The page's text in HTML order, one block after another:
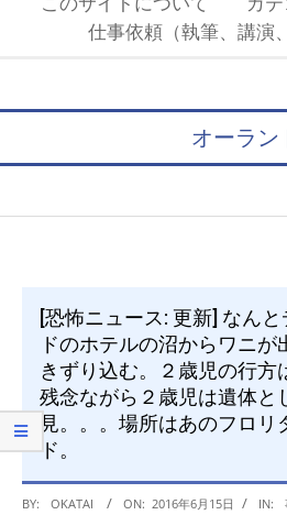
Navigation
仕事依頼（執筆、講演
オーラン
[恐怖ニュース: 更新] なん
ドのホテルの沼からワニが
きずり込む。２歳児の行
残念ながら２歳児は遺体と
見。。。場所はあのフロリ
ド。
2016-
BY: OKATAI ON: 2016年6月15日 IN: